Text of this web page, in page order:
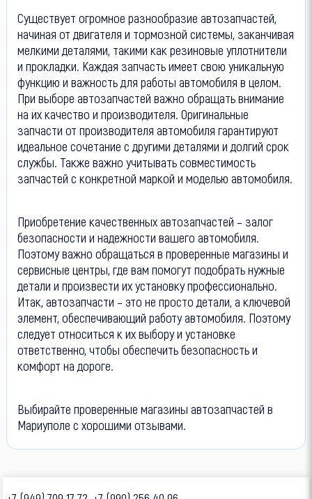
Существует огромное разнообразие автозапчастей,
начиная от двигателя и тормозной системы, заканчивая
мелкими деталями, такими как резиновые уплотнители
и прокладки. Каждая запчасть имеет свою уникальную
функцию и важность для работы автомобиля в целом.
При выборе автозапчастей важно обращать внимание
на их качество и производителя. Оригинальные
запчасти от производителя автомобиля гарантируют
идеальное сочетание с другими деталями и долгий срок
службы. Также важно учитывать совместимость
запчастей с конкретной маркой и моделью автомобиля.
Приобретение качественных автозапчастей – залог
безопасности и надежности вашего автомобиля.
Поэтому важно обращаться в проверенные магазины и
сервисные центры, где вам помогут подобрать нужные
детали и произвести их установку профессионально.
Итак, автозапчасти – это не просто детали, а ключевой
элемент, обеспечивающий работу автомобиля. Поэтому
следует относиться к их выбору и установке
ответственно, чтобы обеспечить безопасность и
комфорт на дороге.
Выбирайте проверенные магазины автозапчастей в
Мариуполе с хорошими отзывами.